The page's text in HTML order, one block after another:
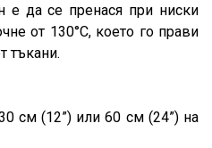
е да се пренася при ниски
от 130°C, което го прави
тъкани.
см (12”) или 60 см (24”) на